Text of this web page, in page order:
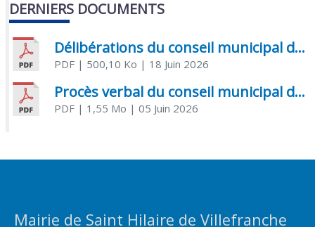
DERNIERS DOCUMENTS
Délibérations du conseil municipal du 18 juin 2026
PDF| 500,10 Ko | 18 Juin 2026
Procès verbal du conseil municipal du 05 juin 2026
PDF| 1,55 Mo | 05 Juin 2026
Mairie de Saint Hilaire de Villefranche